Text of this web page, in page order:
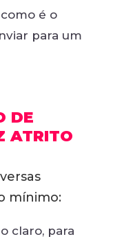
é o
para um
DE
ATRITO
mínimo:
claro, para